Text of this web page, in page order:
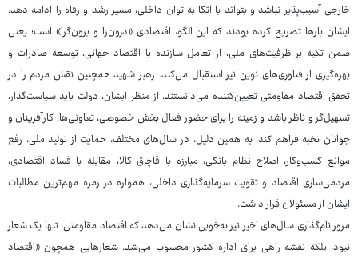
خارجی آسیب‌پذیر نباشد و بتواند با اتکا به توان داخلی، مسیر رشد و رفاه را ادامه دهد.
ایشان بارها تصریح کرده بودند که این الگو، اقتصادی «درون‌زا و برون‌گرا» است؛ یعنی
ضمن تکیه بر ظرفیت‌های ملی، از تعامل سازنده با اقتصاد جهانی، توسعه صادرات و
بهره‌گیری از فناوری‌های نوین نیز استقبال می‌کند. رهبر شهید همچنین نقش مردم را در
تحقق اقتصاد مقاومتی تعیین‌کننده می‌دانستند. از منظر ایشان، دولت باید سیاست‌گذار،
تسهیل‌گر و ناظر باشد و زمینه را برای حضور فعال بخش خصوصی، تعاونی‌ها، کارآفرینان و
جوانان نخبه فراهم کند. به همین دلیل، در سال‌های مختلف، حمایت از تولید ملی، رفع
موانع کسب‌وکار، اصلاح نظام بانکی، مبارزه با قاچاق کالا، مقابله با فساد اقتصادی،
مردمی‌سازی اقتصاد و تقویت سرمایه‌گذاری داخلی، همواره در زمره مهم‌ترین مطالبات
ایشان از مسئولان قرار داشت.
مرور نام‌گذاری سال‌های اخیر نیز به‌خوبی نشان می‌دهد که اقتصاد مقاومتی، تنها یک شعار
نبود، بلکه نقشه راهی برای اداره کشور محسوب می‌شد. شعارهایی همچون «اقتصاد